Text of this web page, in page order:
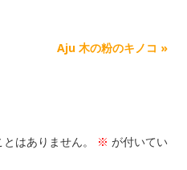
Aju 木の粉のキノコ »
はありません。 ※ が付いてい